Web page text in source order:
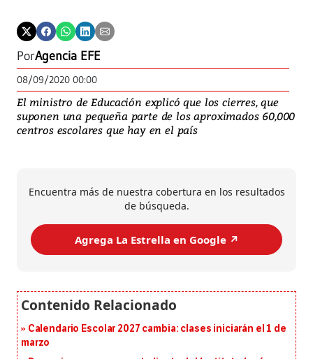
PorAgencia EFE
08/09/2020 00:00
El ministro de Educación explicó que los cierres, que
suponen una pequeña parte de los aproximados 60,000
centros escolares que hay en el país
Encuentra más de nuestra cobertura en los resultados
de búsqueda.
Agrega La Estrella en Google ↗️
Calendario Escolar 2027 cambia: clases iniciarán el 1 de
marzo